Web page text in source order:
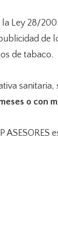
Ley 28/
de
de tabaco.
o con